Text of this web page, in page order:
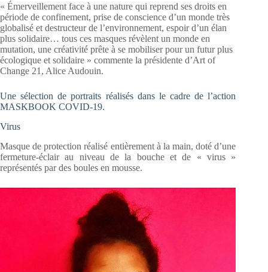
« Émerveillement face à une nature qui reprend ses droits en
période de confinement, prise de conscience d’un monde très
globalisé et destructeur de l’environnement, espoir d’un élan
plus solidaire… tous ces masques révèlent un monde en
mutation, une créativité prête à se mobiliser pour un futur plus
écologique et solidaire » commente la présidente d’Art of
Change 21, Alice Audouin.
Une sélection de portraits réalisés dans le cadre de l’action
MASKBOOK COVID-19.
Virus
Masque de protection réalisé entièrement à la main, doté d’une
fermeture-éclair au niveau de la bouche et de « virus »
représentés par des boules en mousse.